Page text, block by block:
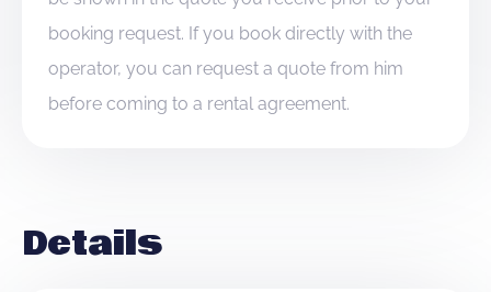
booking request. If you book directly with the
operator, you can request a quote from him
before coming to a rental agreement.
Details